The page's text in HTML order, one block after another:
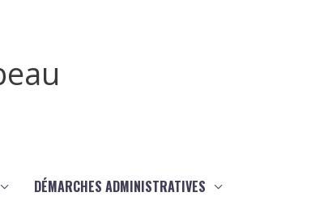
DÉMARCHES ADMINISTRATIVES